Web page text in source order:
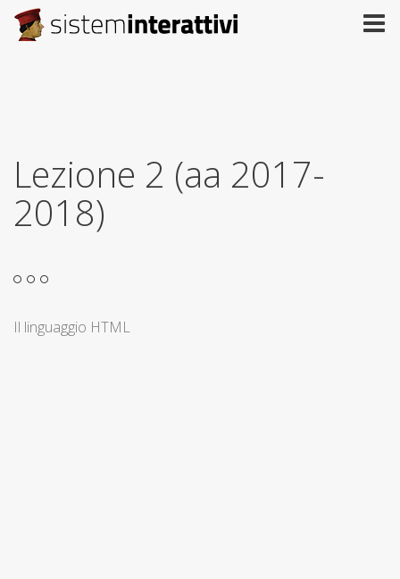
Lezione 2 (aa 2017-
2018)
Il linguaggio HTML